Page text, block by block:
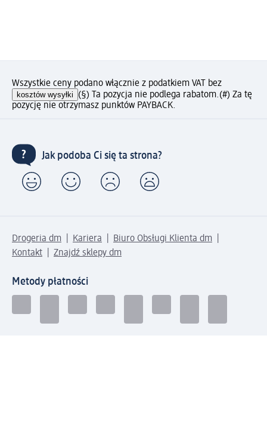
Wszystkie ceny podano włącznie z podatkiem VAT bez
kosztów wysyłki (§) Ta pozycja nie podlega rabatom.(#) Za tę
pozycję nie otrzymasz punktów PAYBACK.
Jak podoba Ci się ta strona?
Drogeria dm Kariera
Biuro Obsługi Klienta dm
Kontakt
Znajdź sklepy dm
Metody płatności